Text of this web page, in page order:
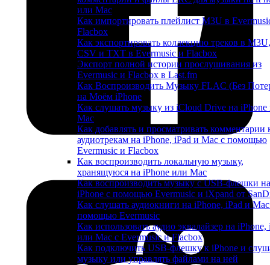
или Mac
Как импортировать плейлист M3U в
Flacbox
Как экспортировать коллекцию треков в M3U,
CSV и TXT в Evermusic и Flacbox
Экспорт полной истории прослушивания из
Evermusic и Flacbox в Last.fm
Как Воспроизводить Музыку FLAC (Без
на Моём iPhone
Как слушать музыку из iCloud Drive на iPhone
Mac
Как добавлять и просматривать комментарии
аудиотрекам на iPhone, iPad и Mac с помощью
Evermusic и Flacbox
Как воспроизводить локальную музыку,
хранящуюся на iPhone или Mac
Как воспроизводить музыку с USB-флешки на
iPhone с помощью Evermusic и iXpand от
Как слушать аудиокниги на iPhone, iPad и
помощью Evermusic
Как использовать аудио эквалайзер на iPhone,
или Mac с Evermusic и Flacbox
Как подключить USB-флешку к iPhone и
музыку или управлять файлами на ней